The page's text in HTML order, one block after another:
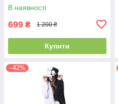
В наявності
699 ₴ 1 200 ₴
Купити
–42%